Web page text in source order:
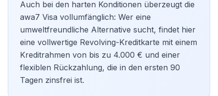
Auch bei den harten Konditionen überzeugt die
awa7 Visa vollumfänglich: Wer eine
umweltfreundliche Alternative sucht, findet hier
eine vollwertige Revolving-Kreditkarte mit einem
Kreditrahmen von bis zu 4.000 € und einer
flexiblen Rückzahlung, die in den ersten 90
Tagen zinsfrei ist.